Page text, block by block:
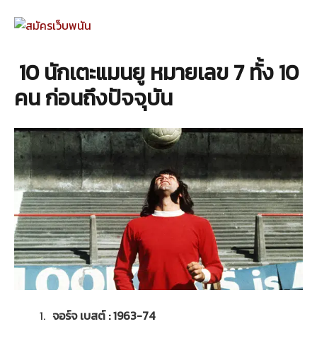
10 นักเตะแมนยู หมายเลข 7 ทั้ง 10
คน ก่อนถึงปัจจุบัน
จอร์จ เบสต์ : 1963-74